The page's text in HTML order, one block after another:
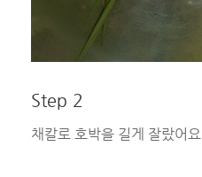
Step 2
채칼로 호박을 길게 잘랐어요